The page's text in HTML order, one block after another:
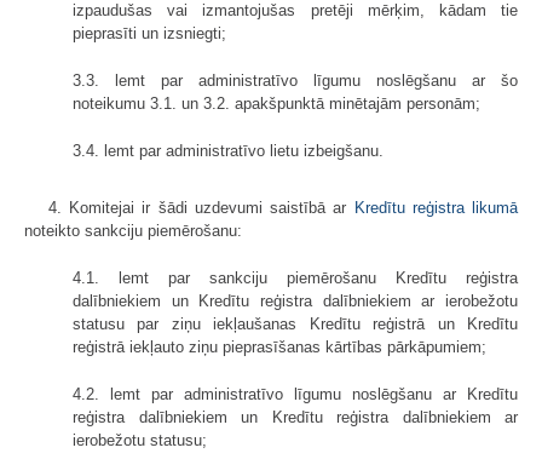
izpaudušas vai izmantojušas pretēji mērķim, kādam tie
pieprasīti un izsniegti;
3.3. lemt par administratīvo līgumu noslēgšanu ar šo
noteikumu 3.1. un 3.2. apakšpunktā minētajām personām;
3.4. lemt par administratīvo lietu izbeigšanu.
4. Komitejai ir šādi uzdevumi saistībā ar Kredītu reģistra likumā
noteikto sankciju piemērošanu:
4.1. lemt par sankciju piemērošanu Kredītu reģistra
dalībniekiem un Kredītu reģistra dalībniekiem ar ierobežotu
statusu par ziņu iekļaušanas Kredītu reģistrā un Kredītu
reģistrā iekļauto ziņu pieprasīšanas kārtības pārkāpumiem;
4.2. lemt par administratīvo līgumu noslēgšanu ar Kredītu
reģistra dalībniekiem un Kredītu reģistra dalībniekiem ar
ierobežotu statusu;